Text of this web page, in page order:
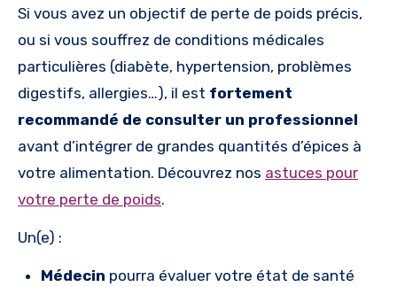
Si vous avez un objectif de perte de poids précis,
ou si vous souffrez de conditions médicales
particulières (diabète, hypertension, problèmes
digestifs, allergies…), il est fortement
recommandé de consulter un professionnel
avant d’intégrer de grandes quantités d’épices à
votre alimentation. Découvrez nos astuces pour
votre perte de poids.
Un(e) :
Médecin pourra évaluer votre état de santé